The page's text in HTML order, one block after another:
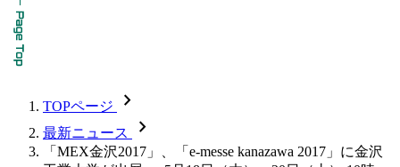
TOPページ chevron_forward
最新ニュース chevron_forward
「MEX金沢2017」、「e-messe kanazawa 2017」に金沢